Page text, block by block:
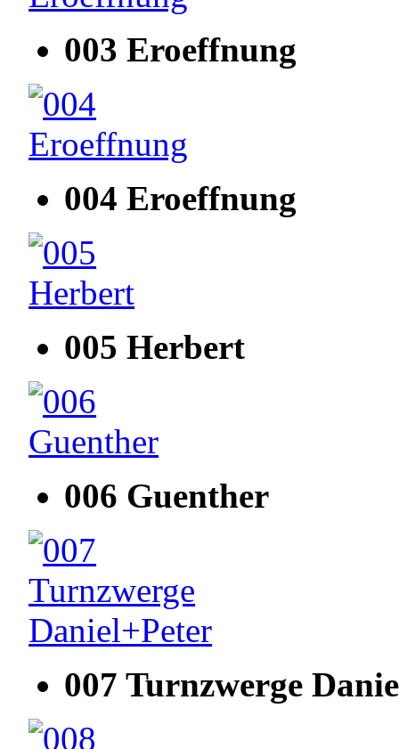
003 Eroeffnung
004 Eroeffnung
005 Herbert
006 Guenther
007 Turnzwerge